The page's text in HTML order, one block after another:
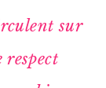
sur